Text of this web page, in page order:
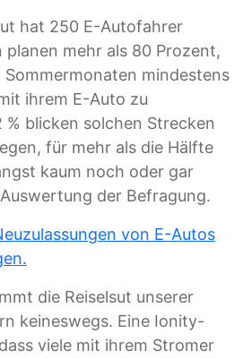
hat 250 E-Autofahrer
mehr als 80 Prozent,
mindestens
ihrem E-Auto zu
% blicken solchen Strecken
für mehr als die Hälfte
kaum noch oder gar
der Befragung.
von E-Autos
die Reiselsut unserer
keineswegs. Eine Ionity-
viele mit ihrem Stromer